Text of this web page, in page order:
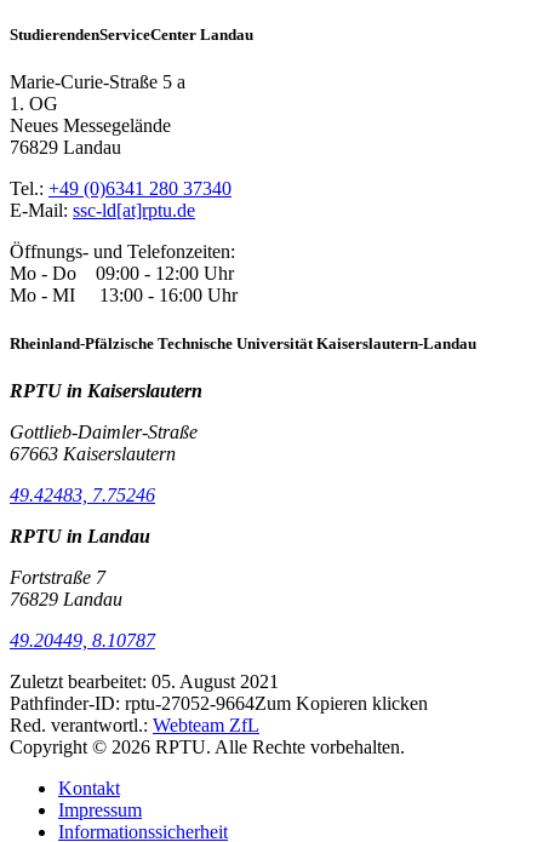
StudierendenServiceCenter Landau
Marie-Curie-Straße 5 a
1. OG
Neues Messegelände
76829 Landau
Tel.: +49 (0)6341 280 37340
E-Mail: ssc-ld[at]rptu.de
Öffnungs- und Telefonzeiten:
Mo - Do 09:00 - 12:00 Uhr
Mo - MI 13:00 - 16:00 Uhr
Rheinland-Pfälzische Technische Universität Kaiserslautern-Landau
RPTU in Kaiserslautern
Gottlieb-Daimler-Straße
67663 Kaiserslautern
49.42483, 7.75246
RPTU in Landau
Fortstraße 7
76829 Landau
49.20449, 8.10787
Zuletzt bearbeitet: 05. August 2021
Pathfinder-ID: rptu-27052-9664Zum Kopieren klicken
Red. verantwortl.: Webteam ZfL
Copyright © 2026 RPTU. Alle Rechte vorbehalten.
Kontakt
Impressum
Informationssicherheit